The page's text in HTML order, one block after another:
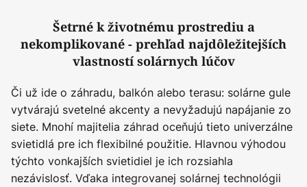
Šetrné k životnému prostrediu a
nekomplikované - prehľad najdôležitejších
vlastností solárnych lúčov
Či už ide o záhradu, balkón alebo terasu: solárne gule
vytvárajú svetelné akcenty a nevyžadujú napájanie zo
siete. Mnohí majitelia záhrad oceňujú tieto univerzálne
svietidlá pre ich flexibilné použitie. Hlavnou výhodou
týchto vonkajších svietidiel je ich rozsiahla
nezávislosť. Vďaka integrovanej solárnej technológii